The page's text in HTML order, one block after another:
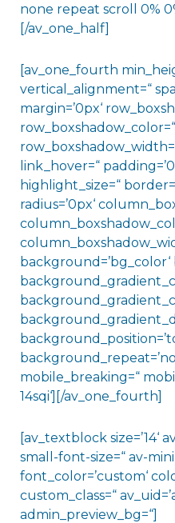
none repeat scroll 0%
[/av_one_half]
[av_one_fourth
vertical_alignment=“
margin=’0px‘
row_boxshadow_color=“
link_hover=“
highlight_size=“
radius=’0px‘
mobile_breaking=“
14sqi‘][/av_one_fourth]
[av_textblock size=’14‘
small-font-size=“ av-
font_color=’custom‘
custom_class=“
admin_preview_bg=“]